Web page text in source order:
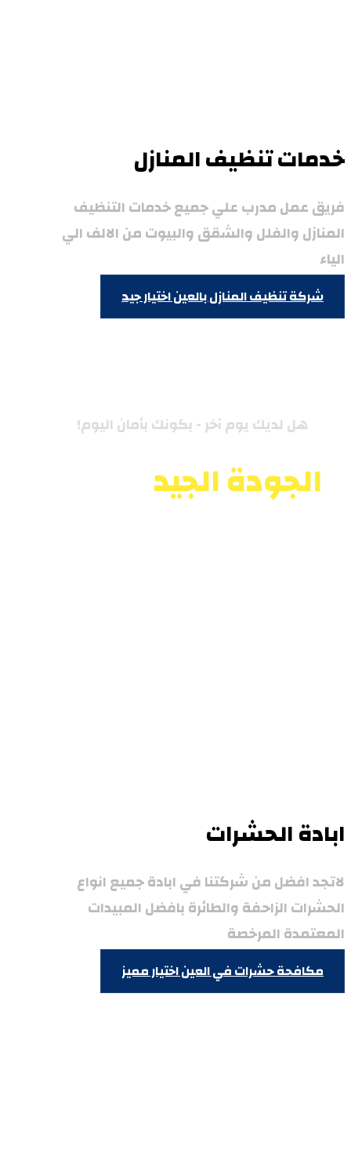
خدمات تنظيف المنازل
فريق عمل مدرب علي جميع خدمات التنظيف
المنازل والفلل والشقق والبيوت من الالف الي
الياء
شركة تنظيف المنازل بالعيناختيار جيد
هل لديك يوم آخر - بكونك بأمان اليوم!
الجودة الجيد
ابادة الحشرات
لاتجد افضل من شركتنا في ابادة جميع انواع
الحشرات الزاحفة والطائرة بافضل المبيدات
المعتمدة المرخصة
مكافحة حشرات في العيناختيار مميز